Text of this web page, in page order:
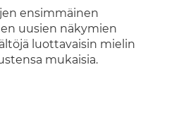
ensimmäinen
uusien näkymien
luottavaisin mielin
mukaisia.